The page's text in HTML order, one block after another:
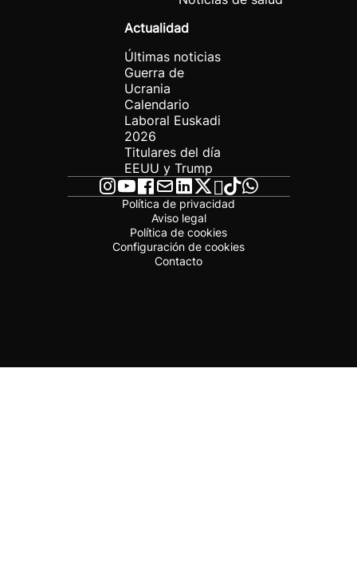
Actualidad
Últimas noticias
Guerra de
Ucrania
Calendario
Laboral Euskadi
2026
Titulares del día
EEUU y Trump
Política de privacidad
Aviso legal
Política de cookies
Configuración de cookies
Contacto